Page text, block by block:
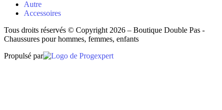
Autre
Accessoires
Tous droits réservés © Copyright 2026 – Boutique Double Pas -
Chaussures pour hommes, femmes, enfants
Propulsé par